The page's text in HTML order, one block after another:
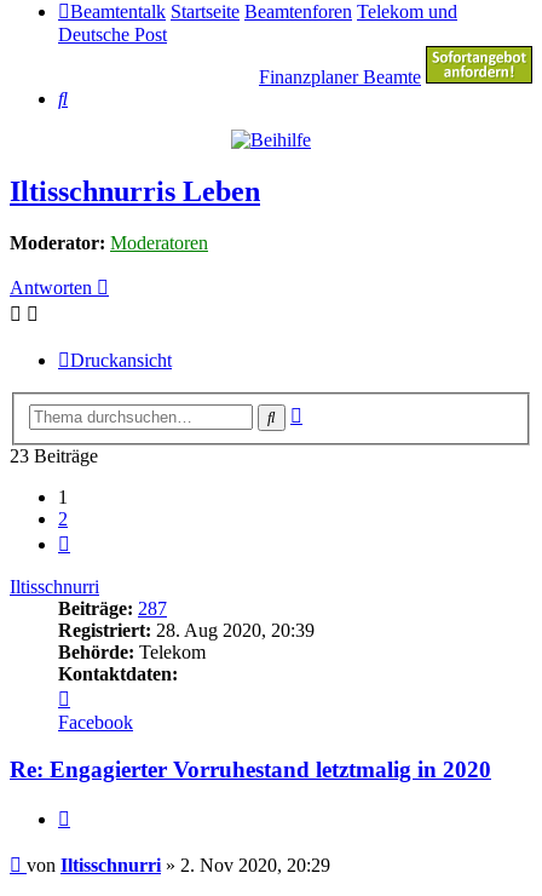
Beamtentalk Startseite Beamtenforen Telekom und
Deutsche Post
Finanzplaner Beamte
Suche
Iltisschnurris Leben
Moderator: Moderatoren
Antworten
Druckansicht
Suche
23 Beiträge
1
2
Iltisschnurri
Beiträge: 287
Registriert: 28. Aug 2020, 20:39
Behörde: Telekom
Kontaktdaten:
von
Iltisschnurri
Facebook
Re: Engagierter Vorruhestand letztmalig in 2020
Beitrag
von Iltisschnurri » 2. Nov 2020, 20:29